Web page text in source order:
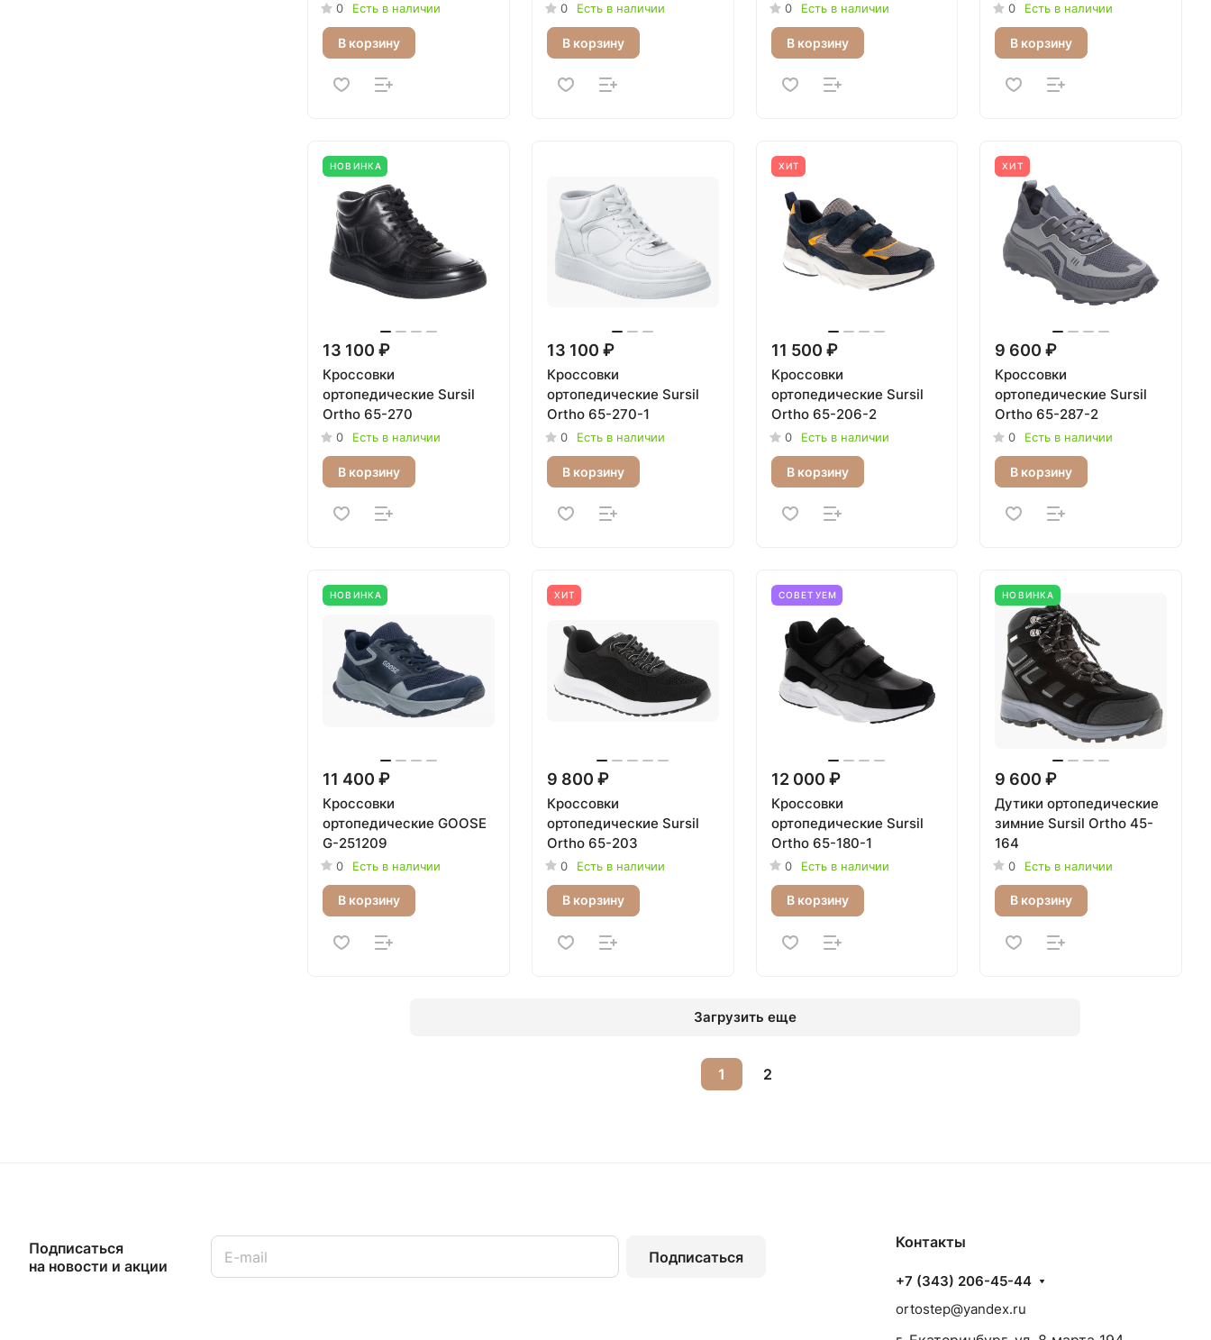
0 Есть в наличии
В корзину
0 Есть в наличии
В корзину
0 Есть в наличии
В корзину
0 Есть в наличии
В корзину
НОВИНКА
13 100 ₽
Кроссовки
ортопедические Sursil
Ortho 65-270
0 Есть в наличии
В корзину
13 100 ₽
Кроссовки
ортопедические Sursil
Ortho 65-270-1
0 Есть в наличии
В корзину
ХИТ
11 500 ₽
Кроссовки
ортопедические Sursil
Ortho 65-206-2
0 Есть в наличии
В корзину
ХИТ
9 600 ₽
Кроссовки
ортопедические Sursil
Ortho 65-287-2
0 Есть в наличии
В корзину
НОВИНКА
11 400 ₽
Кроссовки
ортопедические GOOSE
G-251209
0 Есть в наличии
В корзину
ХИТ
9 800 ₽
Кроссовки
ортопедические Sursil
Ortho 65-203
0 Есть в наличии
В корзину
СОВЕТУЕМ
12 000 ₽
Кроссовки
ортопедические Sursil
Ortho 65-180-1
0 Есть в наличии
В корзину
НОВИНКА
9 600 ₽
Дутики ортопедические
зимние Sursil Ortho 45-
164
0 Есть в наличии
В корзину
Загрузить еще
1 2
Подписаться
на новости и акции
Подписаться
Контакты
+7 (343) 206-45-44
ortostep@yandex.ru